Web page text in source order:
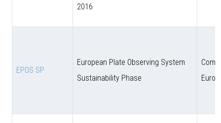
2016
EPOS SP
European Plate Observing System
Sustainability Phase